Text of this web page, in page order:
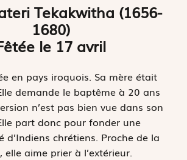
Tekakwitha (1656-
1680)
le 17 avril
en pays iroquois. Sa mère était
demande le baptême à 20 ans
n’est pas bien vue dans son
part donc pour fonder une
d’Indiens chrétiens. Proche de la
elle aime prier à l’extérieur.